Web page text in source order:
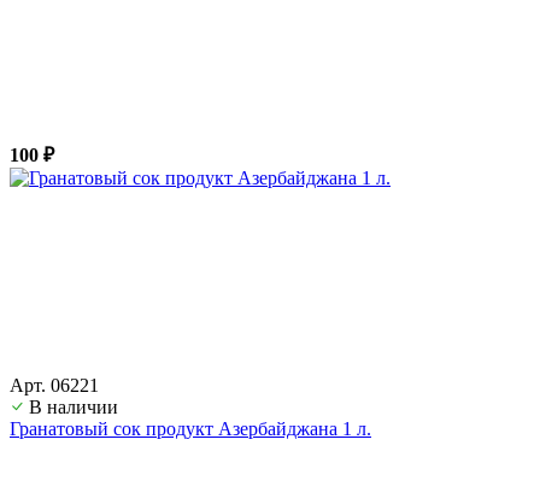
100 ₽
Арт. 06221
В наличии
Гранатовый сок продукт Азербайджана 1 л.